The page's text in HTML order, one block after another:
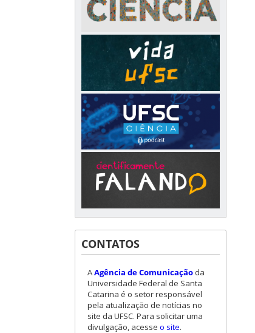
CONTATOS
AAgência de Comunicação da
Universidade Federal de Santa
Catarina é o setor responsável
pela atualização de notícias no
site da UFSC. Para solicitar uma
divulgação, acesse o site.